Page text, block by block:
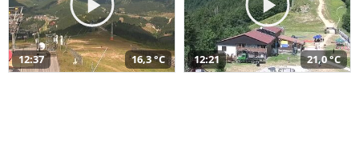
12:37 16,3 °C 12:21 21,0 °C